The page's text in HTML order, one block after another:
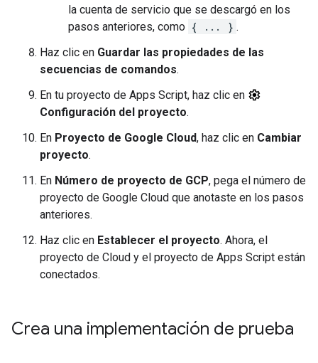
la cuenta de servicio que se descargó en los
pasos anteriores, como { ... } .
Haz clic en Guardar las propiedades de las
secuencias de comandos.
En tu proyecto de Apps Script, haz clic en
Configuración del proyecto.
En Proyecto de Google Cloud, haz clic en Cambiar
proyecto.
En Número de proyecto de GCP, pega el número de
proyecto de Google Cloud que anotaste en los pasos
anteriores.
Haz clic en Establecer el proyecto. Ahora, el
proyecto de Cloud y el proyecto de Apps Script están
conectados.
Crea una implementación de prueba